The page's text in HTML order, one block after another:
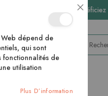
🚚 Close
Cookie
dépend de
qui sont
fonctionnalités de
utilisation
Plus D’information